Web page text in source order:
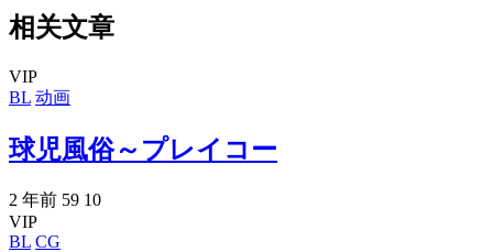
相关文章
VIP
BL 动画
球児風俗～プレイコー
2 年前 59 10
VIP
BL CG